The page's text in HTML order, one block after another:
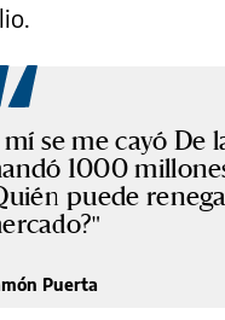
se me cayó De
1000
puede
Puerta